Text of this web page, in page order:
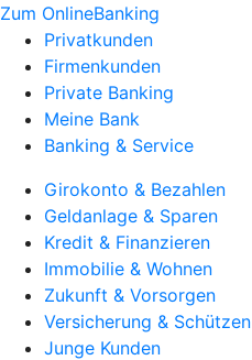
Zum OnlineBanking
Privatkunden
Firmenkunden
Private Banking
Meine Bank
Banking & Service
Girokonto & Bezahlen
Geldanlage & Sparen
Kredit & Finanzieren
Immobilie & Wohnen
Zukunft & Vorsorgen
Versicherung & Schützen
Junge Kunden